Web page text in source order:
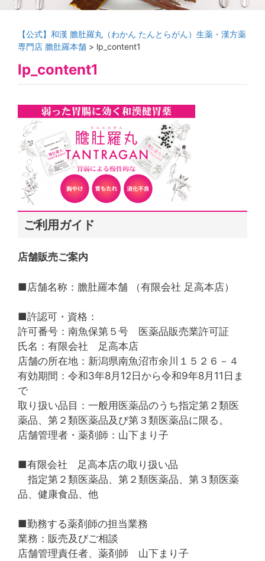
【公式】和漢 膽肚羅丸（わかん たんとらがん）生薬・漢方薬
専門店 膽肚羅本舗 > lp_content1
lp_content1
ご利用ガイド
店舗販売ご案内
■店舗名称：膽肚羅本舗 （有限会社 足高本店）
■許認可・資格：
許可番号：南魚保第５号 医薬品販売業許可証
氏名：有限会社 足高本店
店舗の所在地：新潟県南魚沼市余川１５２６－４
有効期間：令和3年8月12日から令和9年8月11日ま
で
取り扱い品目：一般用医薬品のうち指定第２類医
薬品、第２類医薬品及び第３類医薬品に限る。
店舗管理者・薬剤師：山下まり子
■有限会社 足高本店の取り扱い品
指定第２類医薬品、第２類医薬品、第３類医薬
品、健康食品、他
■勤務する薬剤師の担当業務
業務：販売及びご相談
店舗管理責任者、薬剤師 山下まり子